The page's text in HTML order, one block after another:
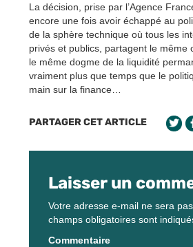
La décision, prise par l’Agence
encore une fois avoir échappé au
de la sphère technique où tous les
privés et publics, partagent le même
le même dogme de la liquidité
vraiment plus que temps que le
main sur la finance…
PARTAGER CET ARTICLE
Laisser un
Votre adresse e-mail ne sera
champs obligatoires sont
Commentaire